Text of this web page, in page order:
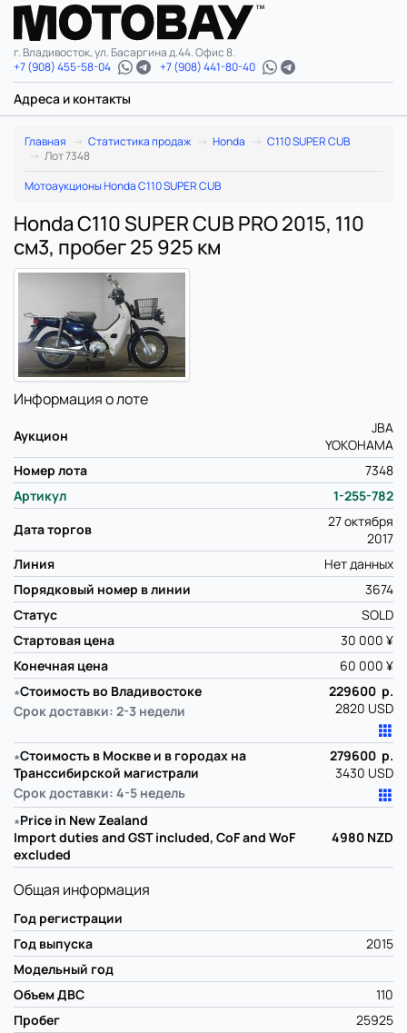
г. Владивосток, ул. Басаргина д.44. Офис 8.
+7 (908) 455-58-04
+7 (908) 441-80-40
Адреса и контакты
Главная Статистика продаж Honda
C110 SUPER CUB
Лот 7348
Мотоаукционы Honda C110 SUPER CUB
Honda C110 SUPER CUB PRO 2015, 110
см3, пробег 25 925 км
Информация о лоте
Аукцион
JBA
YOKOHAMA
Номер лота
7348
Артикул
1-255-782
Дата торгов
27 октября
2017
Линия
Нет данных
Порядковый номер в линии
3674
Статус
SOLD
Стартовая цена
30 000 ¥
Конечная цена
60 000 ¥
∗Стоимость во Владивостоке
Срок доставки: 2-3 недели
229600 р.
2820 USD
∗Стоимость в Москве и в городах на
Транссибирской магистрали
Срок доставки: 4-5 недель
279600 р.
3430 USD
∗Price in New Zealand
Import duties and GST included, CoF and WoF
excluded
4980 NZD
Общая информация
Год регистрации
Год выпуска
2015
Модельный год
Объем ДВС
110
Пробег
25925